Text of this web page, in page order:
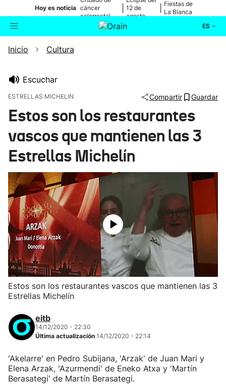
Hoy es noticia cáncer
colorrectal
12 de
agosto
Fiestas de
La Blanca
ES
Buscador
Ikusmiran
Eguraldia
Inicio Cultura
Escuchar
ESTRELLAS MICHELIN Compartir Guardar
Estos son los restaurantes
vascos que mantienen las 3
Estrellas Michelín
Estos son los restaurantes vascos que mantienen las 3
Estrellas Michelín
eitb
14/12/2020 - 22:30
Última actualización 14/12/2020 - 22:14
'Akelarre' en Pedro Subijana, 'Arzak' de Juan Mari y
Elena Arzak, 'Azurmendi' de Eneko Atxa y 'Martín
Berasategi' de Martín Berasategi.